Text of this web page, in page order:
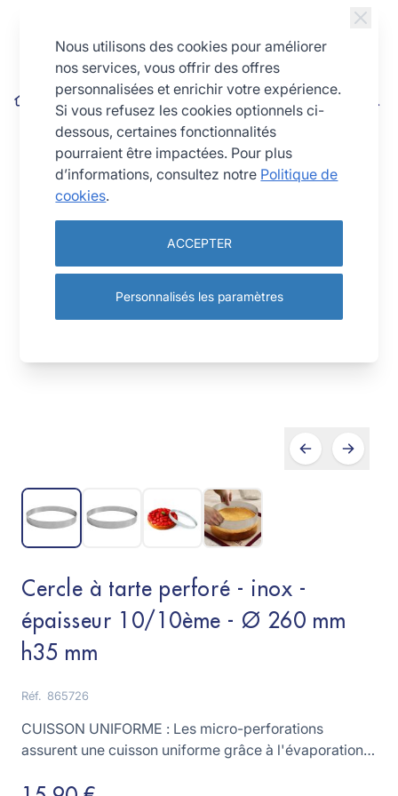
Cercle à tarte perforé - inox - épaisseur 10/10ème - Ø 260 mm
h35 mm
Cercle à tarte perforé - inox -
épaisseur 10/10ème - Ø 260 mm
h35 mm
Réf. 865726
CUISSON UNIFORME : Les micro-perforations
assurent une cuisson uniforme grâce à l'évaporation
diffusion de la chaleur.EFFICACE ET PRATIQUE : La
Nous utilisons des cookies pour améliorer
nos services, vous offrir des offres
personnalisées et enrichir votre expérience.
Si vous refusez les cookies optionnels ci-
dessous, certaines fonctionnalités
pourraient être impactées. Pour plus
d’informations, consultez notre Politique de
cookies.
ACCEPTER
Personnalisés les paramètres